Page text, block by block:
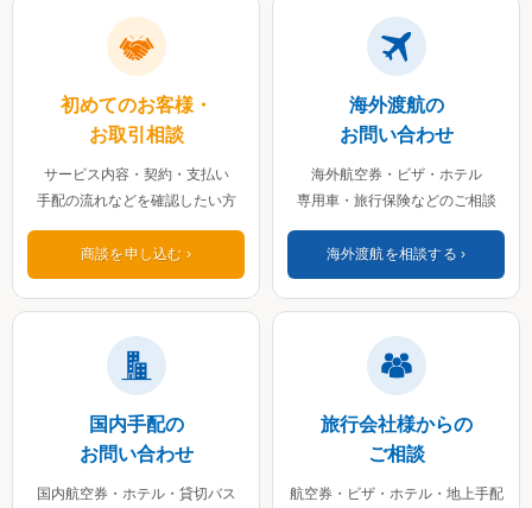
初めてのお客様・
お取引相談
サービス内容・契約・支払い
手配の流れなどを確認したい方
商談を申し込む
海外渡航の
お問い合わせ
海外航空券・ビザ・ホテル
専用車・旅行保険などのご相談
海外渡航を相談する
国内手配の
お問い合わせ
国内航空券・ホテル・貸切バス
旅行会社様からの
ご相談
航空券・ビザ・ホテル・地上手配